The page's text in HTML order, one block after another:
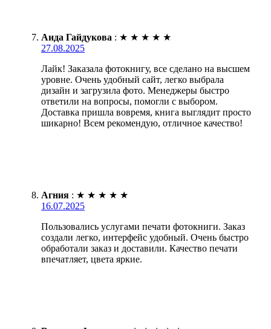
Аида Гайдукова : ★ ★ ★ ★ ★
27.08.2025
Лайк! Заказала фотокнигу, все сделано на высшем
уровне. Очень удобный сайт, легко выбрала
дизайн и загрузила фото. Менеджеры быстро
ответили на вопросы, помогли с выбором.
Доставка пришла вовремя, книга выглядит просто
шикарно! Всем рекомендую, отличное качество!
Агния : ★ ★ ★ ★ ★
16.07.2025
Пользовались услугами печати фотокниги. Заказ
создали легко, интерфейс удобный. Очень быстро
обработали заказ и доставили. Качество печати
впечатляет, цвета яркие.